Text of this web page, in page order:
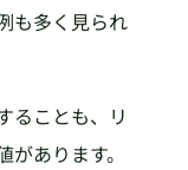
も多く見られ
ることも、リ
あります。